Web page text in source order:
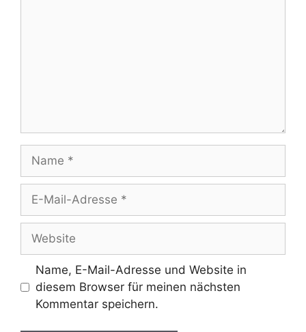
Name
Adresse
Website
Name, E-Mail-Adresse und Website in
diesem Browser für meinen nächsten
Kommentar speichern.